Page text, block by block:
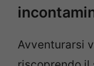
Avventurarsi